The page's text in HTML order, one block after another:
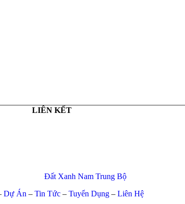
LIÊN KẾT
Đất Xanh Nam Trung Bộ
Dự Án – Tin Tức– Tuyển Dụng– Liên Hệ